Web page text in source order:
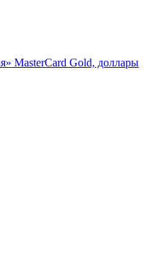
MasterCard Gold, доллары